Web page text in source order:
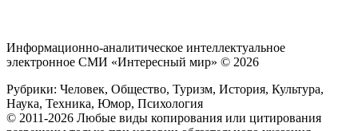
Информационно-аналитическое интеллектуальное
электронное СМИ «Интересный мир» © 2026
Рубрики: Человек, Общество, Туризм, История, Культура,
Наука, Техника, Юмор, Психология
© 2011-2026 Любые виды копирования или цитирования